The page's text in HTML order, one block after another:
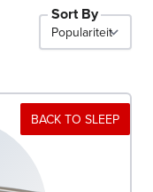
Sort By
BACK TO SLEEP